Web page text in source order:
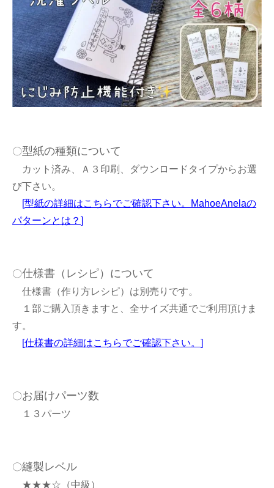
〇型紙の種類について
カット済み、Ａ３印刷、ダウンロードタイプからお選
び下さい。
[型紙の詳細はこちらでご確認下さい。MahoeAnelaの
パターンとは？ ]
〇仕様書（レシピ）について
仕様書（作り方レシピ）は別売りです。
１部ご購入頂きますと、全サイズ共通でご利用頂けま
す。
[仕様書の詳細はこちらでご確認下さい。 ]
〇お届けパーツ数
１３パーツ
〇縫製レベル
★★★☆（中級）